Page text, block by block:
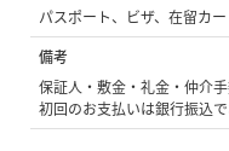
パスポート、ビザ、在留カ
備考
保証人・敷金・礼金・仲介
初回のお支払いは銀行振込で